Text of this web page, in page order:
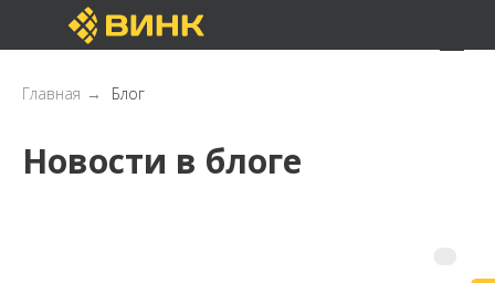
Главная → Блог
Новости в блоге